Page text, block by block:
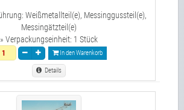
Weißmetallteil(e), Messinggussteil(e),
Messingätzteil(e)
» Verpackungseinheit: 1 Stück
In den Warenkorb
Details